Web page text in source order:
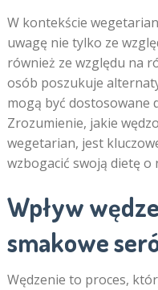
W kontekście
uwagę nie tylko ze
również ze względu na
osób poszukuje
mogą być dostosowane
Zrozumienie, jakie
wegetarian, jest
wzbogacić swoją dietę o
Wpływ
smakowe
Wędzenie to proces,